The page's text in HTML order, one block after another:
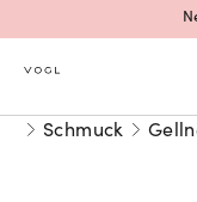
Mehr
Schmuck